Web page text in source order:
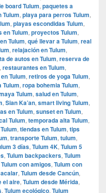
board Tulum, paquetes a
Tulum, playa para perros Tulum,
, playas escondidas Tulum,
en Tulum, proyectos Tulum,
Tulum, qué llevar a Tulum, real
, relajación en Tulum,
de autos en Tulum, reserva de
, restaurantes en Tulum,
Tulum, retiros de yoga Tulum,
Tulum, ropa bohemia Tulum,
Tulum, salud en Tulum,
, Sian Ka’an, smart living Tulum,
en Tulum, sunset en Tulum,
Tulum, temporada alta Tulum,
, tiendas en Tulum, tips
, transporte Tulum, tulum,
3 días, Tulum 4K, Tulum 5
, Tulum backpackers, Tulum
Tulum con amigos, Tulum con
, Tulum desde Cancún,
el aire, Tulum desde Mérida,
, Tulum ecológico, Tulum